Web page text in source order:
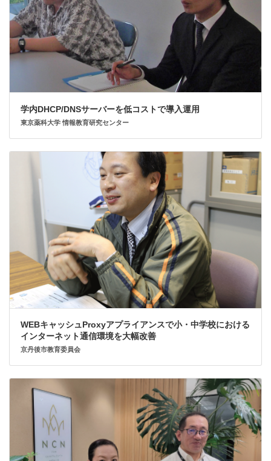
学内DHCP/DNSサーバーを低コストで導入運用
東京薬科大学 情報教育研究センター
WEBキャッシュProxyアプライアンスで小・中学校における
インターネット通信環境を大幅改善
京丹後市教育委員会